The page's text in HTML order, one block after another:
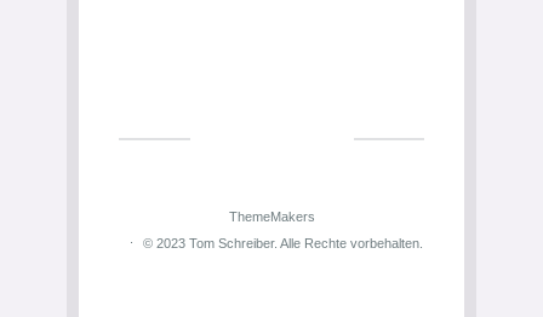
ThemeMakers
© 2023 Tom Schreiber. Alle Rechte vorbehalten.